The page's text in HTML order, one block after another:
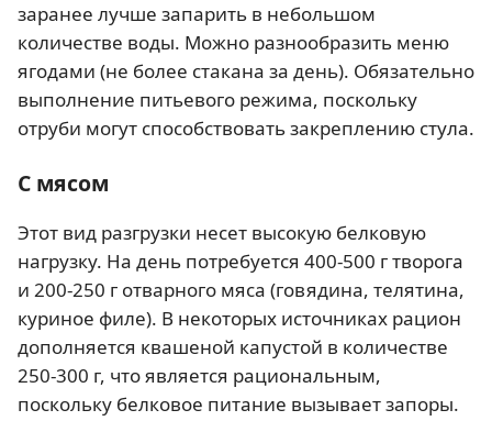
заранее лучше запарить в небольшом
количестве воды. Можно разнообразить меню
ягодами (не более стакана за день). Обязательно
выполнение питьевого режима, поскольку
отруби могут способствовать закреплению стула.
С мясом
Этот вид разгрузки несет высокую белковую
нагрузку. На день потребуется 400-500 г творога
и 200-250 г отварного мяса (говядина, телятина,
куриное филе). В некоторых источниках рацион
дополняется квашеной капустой в количестве
250-300 г, что является рациональным,
поскольку белковое питание вызывает запоры.